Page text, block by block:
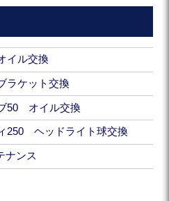
イル交換
ケット交換
50 オイル交換
250 ヘッドライト球交換
ンス